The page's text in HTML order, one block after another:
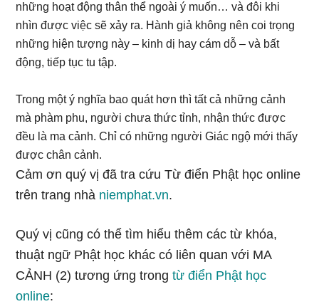
những hoạt động thân thể ngoài ý muốn… và đôi khi
nhìn được việc sẽ xảy ra. Hành giả không nên coi trọng
những hiện tượng này – kinh dị hay cám dỗ – và bất
động, tiếp tục tu tập.
Trong một ý nghĩa bao quát hơn thì tất cả những cảnh
mà phàm phu, người chưa thức tỉnh, nhận thức được
đều là ma cảnh. Chỉ có những người Giác ngộ mới thấy
được chân cảnh.
Cảm ơn quý vị đã tra cứu Từ điển Phật học online
trên trang nhà niemphat.vn.
Quý vị cũng có thể tìm hiểu thêm các từ khóa,
thuật ngữ Phật học khác có liên quan với MA
CẢNH (2) tương ứng trongtừ điển Phật học
online: